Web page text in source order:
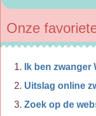
Onze
Ik ben zwanger
Uitslag online
Zoek op de